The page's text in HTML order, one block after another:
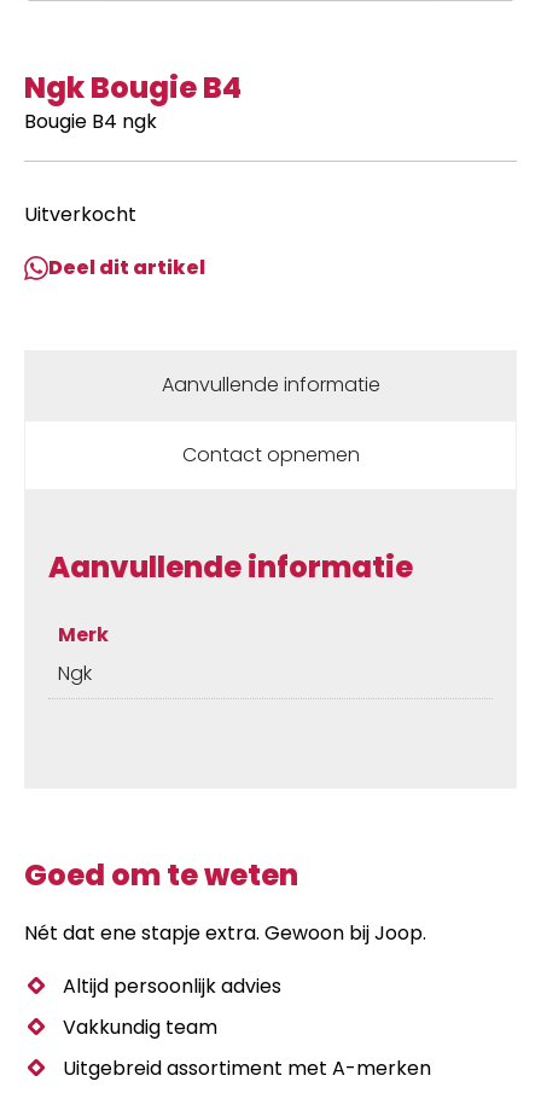
Ngk Bougie B4
Bougie B4 ngk
Uitverkocht
Deel dit artikel
Aanvullende informatie
Contact opnemen
Aanvullende informatie
Merk
Ngk
Goed om te weten
Nét dat ene stapje extra. Gewoon bij Joop.
Altijd persoonlijk advies
Vakkundig team
Uitgebreid assortiment met A-merken